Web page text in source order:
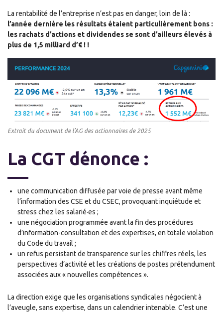
La rentabilité de l’entreprise n’est pas en danger, loin de là :
l’année dernière les résultats étaient particulièrement bons :
les rachats d’actions et dividendes se sont d’ailleurs élevés à
plus de 1,5 milliard d’€ ! !
Extrait du document de l’AG des actionnaires de 2025
La CGT dénonce :
une communication diffusée par voie de presse avant même
l’information des CSE et du CSEC, provoquant inquiétude et
stress chez les salarié·es ;
une négociation programmée avant la fin des procédures
d’information-consultation et des expertises, en totale violation
du Code du travail ;
un refus persistant de transparence sur les chiffres réels, les
perspectives d’activité et les créations de postes prétendument
associées aux « nouvelles compétences ».
La direction exige que les organisations syndicales négocient à
l’aveugle, sans expertise, dans un calendrier intenable. C’est une